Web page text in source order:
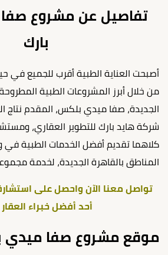
تفاصيل عن مشروع صفا
بارك
أصبحت العناية الطبية أقرب للجميع في
من خلال أبرز المشروعات الطبية المطروحة
الجديدة، صفا ميدي بلكس، المقدم نتاج
شركة هايد بارك للتطوير العقاري،
كلاهما تقديم أفضل الخدمات الطبية في
المناطق بالقاهرة الجديدة، لخدمة
تواصل معنا الآن واحصل على
أحد أفضل خبراء العقار
موقع مشروع صفا ميدي